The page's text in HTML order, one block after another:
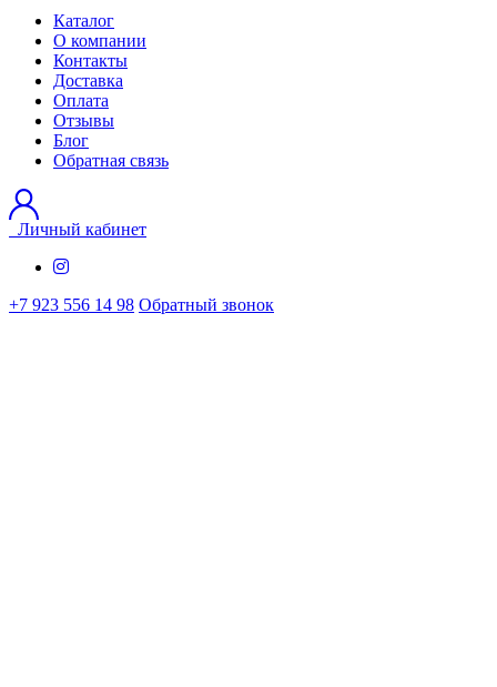
Каталог
О компании
Контакты
Доставка
Оплата
Отзывы
Блог
Обратная связь
Личный кабинет
+7 923 556 14 98 Обратный звонок